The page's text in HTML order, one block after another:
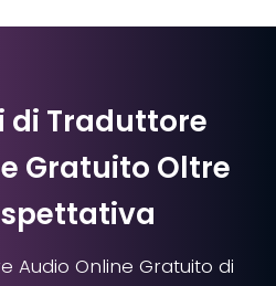
di Traduttore
Gratuito Oltre
Audio Online Gratuito di